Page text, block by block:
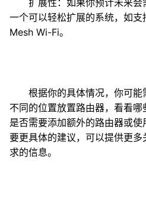
扩展性：如果你预计未来
一个可以轻松扩展的系统，如支
Mesh Wi-Fi。
根据你的具体情况，你可
不同的位置放置路由器，看看
是否需要添加额外的路由器或
要更具体的建议，可以提供更
求的信息。